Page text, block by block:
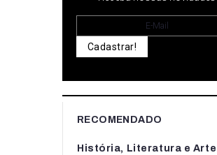
Cadastrar!
RECOMENDADO
História, Literatura e